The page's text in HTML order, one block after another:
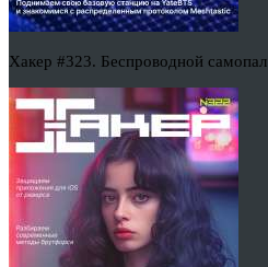
Хакер #323. Беспроводной самопал